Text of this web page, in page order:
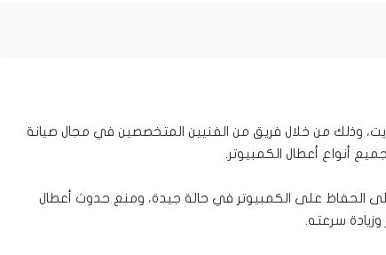
وذلك من خلال فريق من الفنيين المتخصصين في مجال صيانة
أنواع أعطال الكمبيوتر.
الحفاظ على الكمبيوتر في حالة جيدة، ومنع حدوث أعطال
سرعته.